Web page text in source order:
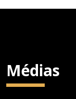
Médias